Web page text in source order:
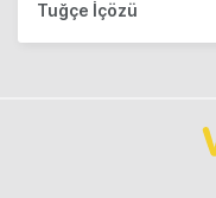
Tuğçe İçözü